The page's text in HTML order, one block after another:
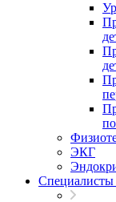
ЭКГ
Специалисты